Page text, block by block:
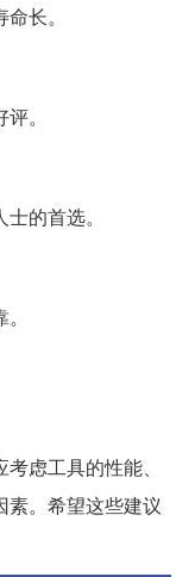
长。
。
的首选。
虑工具的性能、
素。希望这些建议